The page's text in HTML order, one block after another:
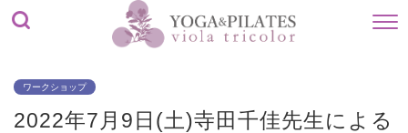
ワークショップ
2022年7月9日(土)寺田千佳先生による